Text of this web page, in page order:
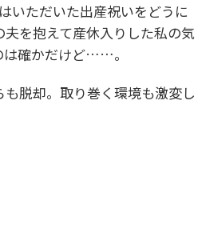
ただいた出産祝いをどうに
を抱えて産休入りした私の気
は確かだけど……。
脱却。取り巻く環境も激変し